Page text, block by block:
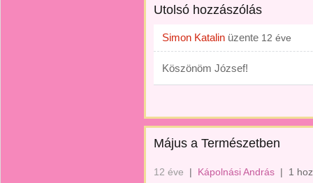
Utolsó hozzászólás
Simon Katalin üzente 12 éve
Köszönöm József!
Május a Természetben
12 éve | Kápolnási András | 1